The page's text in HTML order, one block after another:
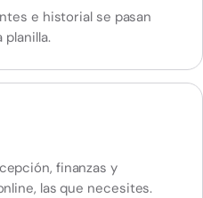
e historial se pasan
planilla.
finanzas y
las que necesites.